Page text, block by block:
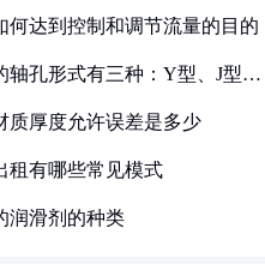
何达到控制和调节流量的目的
轴孔形式有三种：Y型、J型、
质厚度允许误差是多少
租有哪些常见模式
润滑剂的种类